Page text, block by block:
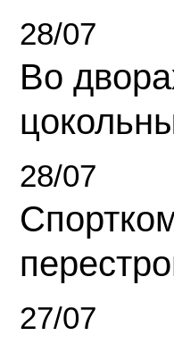
28/07
Во
28/07
27/07